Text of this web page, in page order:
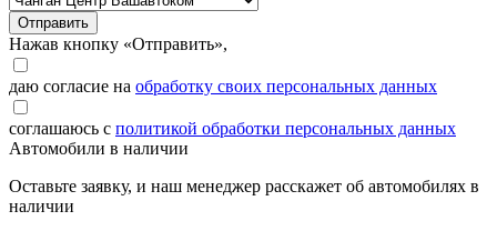
Отправить
Нажав кнопку «Отправить»,
даю согласие на обработку своих персональных данных
соглашаюсь с политикой обработки персональных данных
Автомобили в наличии
Оставьте заявку, и наш менеджер расскажет об автомобилях в
наличии